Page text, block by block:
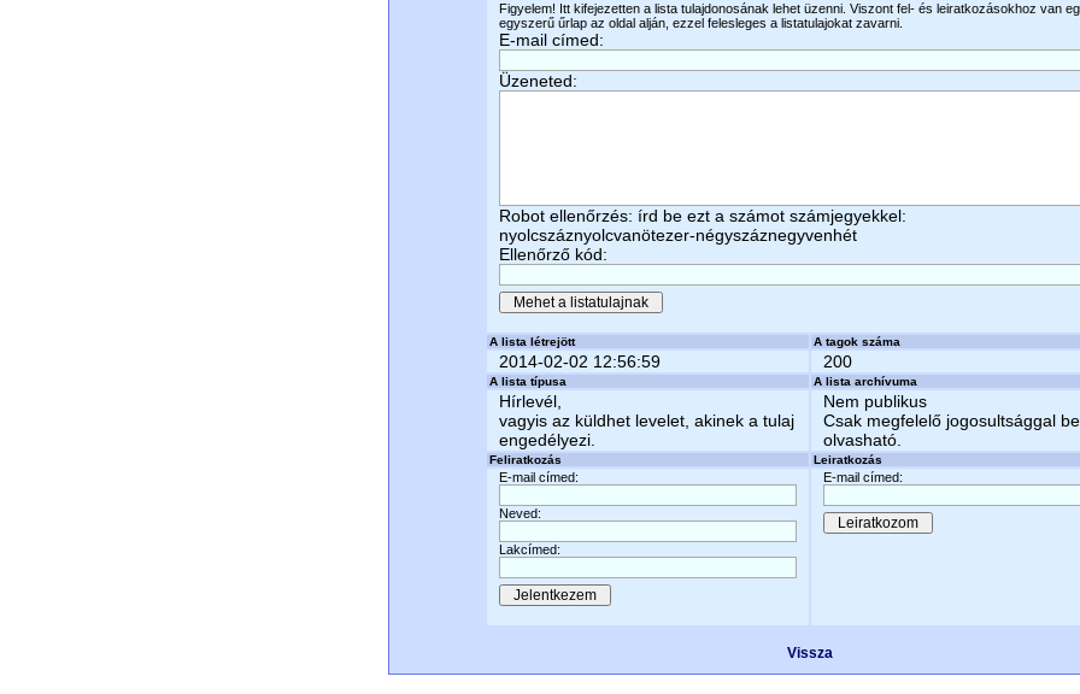
Figyelem! Itt kifejezetten a lista tulajdonosának lehet üzenni. Viszont fel- és leiratkozásokhoz van
egyszerű űrlap az oldal alján, ezzel felesleges a listatulajokat zavarni.
E-mail címed:
Üzeneted:
Robot ellenőrzés: írd be ezt a számot számjegyekkel:
nyolcszáznyolcvanötezer-négyszáznegyvenhét
Ellenőrző kód:
A lista létrejött A tagok száma
2014-02-02 12:56:59 200
A lista típusa A lista archívuma
Hírlevél,
vagyis az küldhet levelet, akinek a tulaj
engedélyezi.
Nem publikus
Csak megfelelő jogosultsággal
olvasható.
Feliratkozás Leiratkozás
E-mail címed:
Neved:
Lakcímed:
E-mail címed:
Vissza